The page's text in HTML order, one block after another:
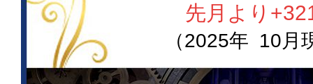
先月より
（2025年 10月